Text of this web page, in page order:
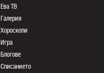
Ева ТВ
Галерия
Хороскопи
Игра
Блогoве
Списанието